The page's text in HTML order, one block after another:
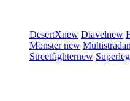
DesertXnew Diavelnew
Monsternew Multistrada
Streetfighternew